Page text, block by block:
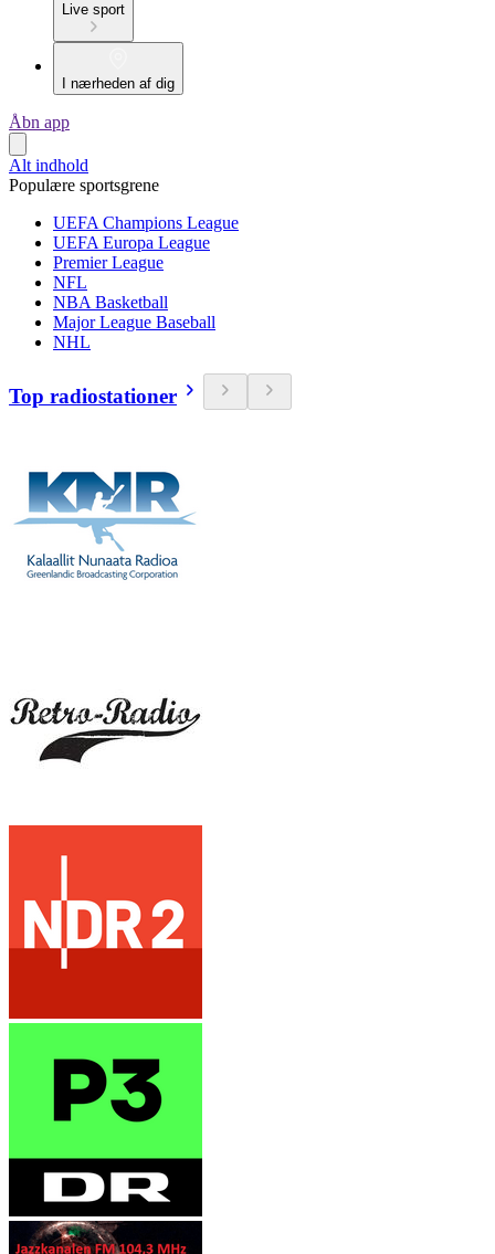
Live sport
I nærheden af dig
Åbn app
Alt indhold
Populære sportsgrene
UEFA Champions League
UEFA Europa League
Premier League
NFL
NBA Basketball
Major League Baseball
NHL
Top radiostationer